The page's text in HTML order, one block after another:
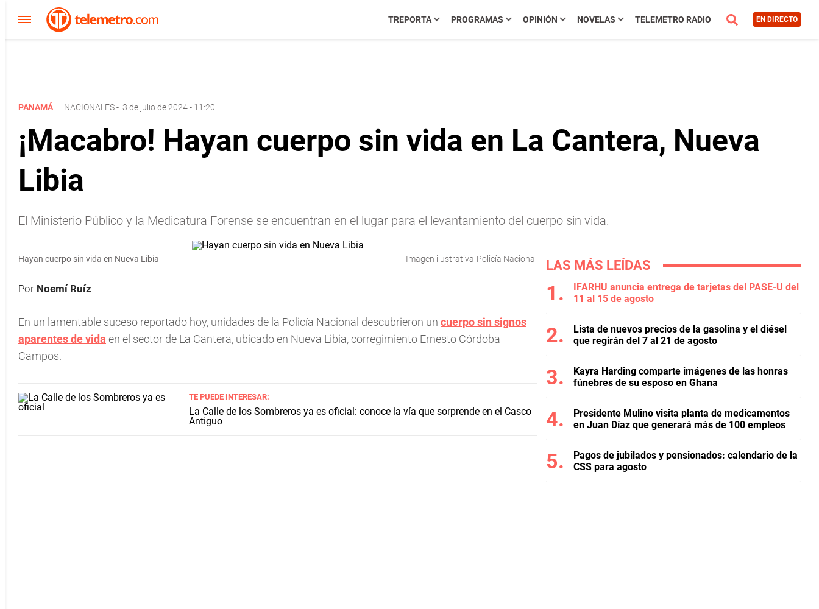
TREPORTA PROGRAMAS OPINIÓN NOVELAS TELEMETRO RADIO EN DIRECTO
PANAMÁ NACIONALES- 3 de julio de 2024 - 11:20
¡Macabro! Hayan cuerpo sin vida en La Cantera, Nueva
Libia
El Ministerio Público y la Medicatura Forense se encuentran en el lugar para el levantamiento del cuerpo sin vida.
Hayan cuerpo sin vida en Nueva Libia Imagen ilustrativa-Policía Nacional
Por Noemí Ruíz
En un lamentable suceso reportado hoy, unidades de la Policía Nacional descubrieron un cuerpo sin signos
aparentes de vida en el sector de La Cantera, ubicado en Nueva Libia, corregimiento Ernesto Córdoba
Campos.
TE PUEDE INTERESAR:
La Calle de los Sombreros ya es oficial: conoce la vía que sorprende en el Casco
Antiguo
LAS MÁS LEÍDAS
IFARHU anuncia entrega de tarjetas del PASE-U del
11 al 15 de agosto
Lista de nuevos precios de la gasolina y el diésel
que regirán del 7 al 21 de agosto
Kayra Harding comparte imágenes de las honras
fúnebres de su esposo en Ghana
Presidente Mulino visita planta de medicamentos
en Juan Díaz que generará más de 100 empleos
Pagos de jubilados y pensionados: calendario de la
CSS para agosto